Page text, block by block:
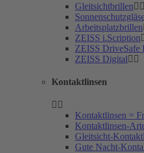
Gleitsichtbrillen
Arbeitsplatzbrillen
ZEISS i.Scription
ZEISS DriveSafe
ZEISS Digital
Kontaktlinsen
Kontaktlinsen =
Kontaktlinsen-
Gleitsicht-
Gute Nacht-